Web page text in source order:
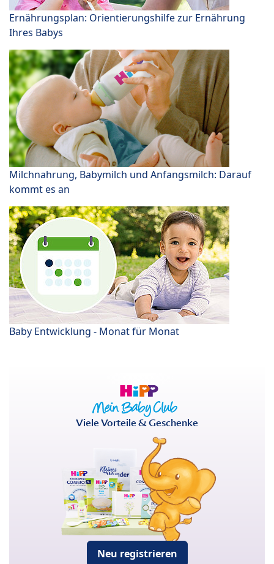
Ernährungsplan: Orientierungshilfe zur Ernährung
Ihres Babys
Milchnahrung, Babymilch und Anfangsmilch: Darauf
kommt es an
Baby Entwicklung - Monat für Monat
Viele Vorteile & Geschenke
Neu registrieren